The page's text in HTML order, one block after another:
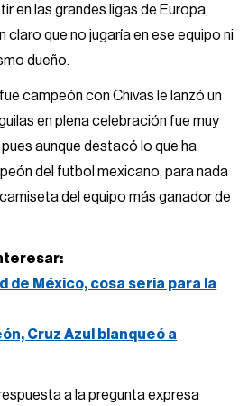
en las grandes ligas de Europa,
claro que no jugaría en ese equipo ni
dueño.
campeón con Chivas le lanzó un
en plena celebración fue muy
aunque destacó lo que ha
del futbol mexicano, para nada
del equipo más ganador de
de México, cosa seria para la
Cruz Azul blanqueó a
respuesta a la pregunta expresa